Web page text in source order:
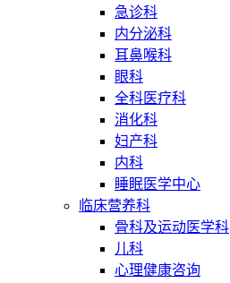
急诊科
内分泌科
耳鼻喉科
眼科
全科医疗科
消化科
妇产科
内科
睡眠医学中心
临床营养科
骨科及运动医学科
儿科
心理健康咨询